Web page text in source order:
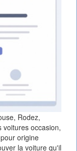
Rodez,
voitures occasion,
origine
la voiture qu'il